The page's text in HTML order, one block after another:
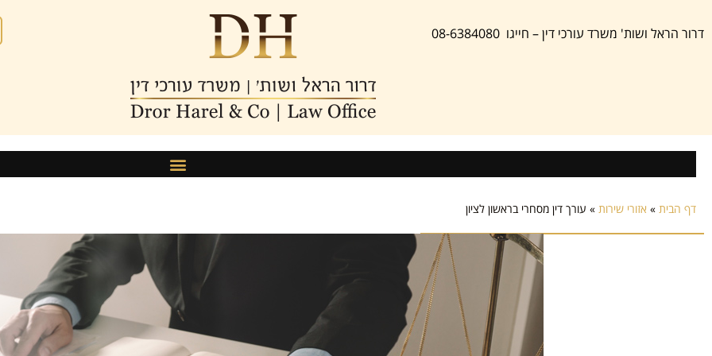
דרור הראל ושות' משרד עורכי דין – חייגו 08-6384080
דף הבית » אזורי שירות » עורך דין מסחרי בראשון לציון